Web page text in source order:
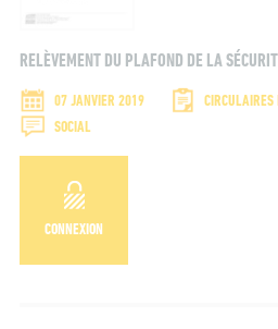
RELÈVEMENT DU PLAFOND DE LA
07 JANVIER 2019
CIRCULAIRES
SOCIAL
CONNEXION